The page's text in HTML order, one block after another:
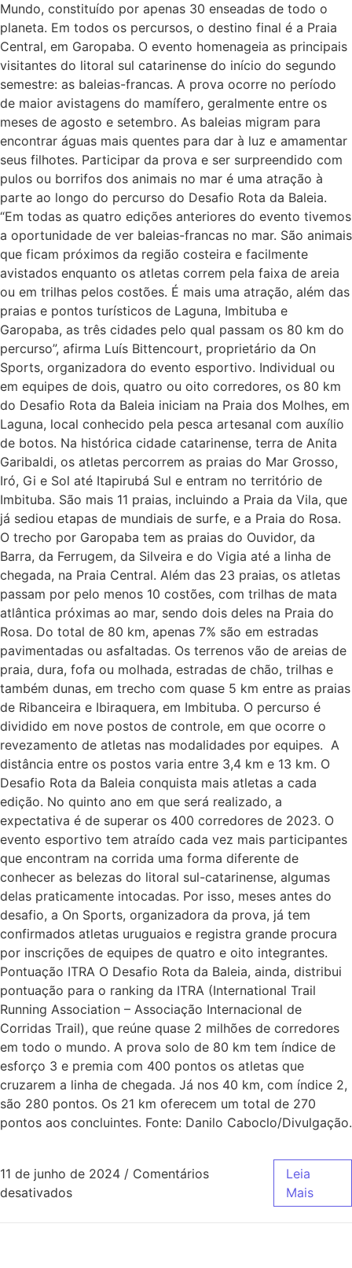
Mundo, constituído por apenas 30 enseadas de todo o
planeta. Em todos os percursos, o destino final é a Praia
Central, em Garopaba. O evento homenageia as principais
visitantes do litoral sul catarinense do início do segundo
semestre: as baleias-francas. A prova ocorre no período
de maior avistagens do mamífero, geralmente entre os
meses de agosto e setembro. As baleias migram para
encontrar águas mais quentes para dar à luz e amamentar
seus filhotes. Participar da prova e ser surpreendido com
pulos ou borrifos dos animais no mar é uma atração à
parte ao longo do percurso do Desafio Rota da Baleia.
“Em todas as quatro edições anteriores do evento tivemos
a oportunidade de ver baleias-francas no mar. São animais
que ficam próximos da região costeira e facilmente
avistados enquanto os atletas correm pela faixa de areia
ou em trilhas pelos costões. É mais uma atração, além das
praias e pontos turísticos de Laguna, Imbituba e
Garopaba, as três cidades pelo qual passam os 80 km do
percurso”, afirma Luís Bittencourt, proprietário da On
Sports, organizadora do evento esportivo. Individual ou
em equipes de dois, quatro ou oito corredores, os 80 km
do Desafio Rota da Baleia iniciam na Praia dos Molhes, em
Laguna, local conhecido pela pesca artesanal com auxílio
de botos. Na histórica cidade catarinense, terra de Anita
Garibaldi, os atletas percorrem as praias do Mar Grosso,
Iró, Gi e Sol até Itapirubá Sul e entram no território de
Imbituba. São mais 11 praias, incluindo a Praia da Vila, que
já sediou etapas de mundiais de surfe, e a Praia do Rosa.
O trecho por Garopaba tem as praias do Ouvidor, da
Barra, da Ferrugem, da Silveira e do Vigia até a linha de
chegada, na Praia Central. Além das 23 praias, os atletas
passam por pelo menos 10 costões, com trilhas de mata
atlântica próximas ao mar, sendo dois deles na Praia do
Rosa. Do total de 80 km, apenas 7% são em estradas
pavimentadas ou asfaltadas. Os terrenos vão de areias de
praia, dura, fofa ou molhada, estradas de chão, trilhas e
também dunas, em trecho com quase 5 km entre as praias
de Ribanceira e Ibiraquera, em Imbituba. O percurso é
dividido em nove postos de controle, em que ocorre o
revezamento de atletas nas modalidades por equipes. A
distância entre os postos varia entre 3,4 km e 13 km. O
Desafio Rota da Baleia conquista mais atletas a cada
edição. No quinto ano em que será realizado, a
expectativa é de superar os 400 corredores de 2023. O
evento esportivo tem atraído cada vez mais participantes
que encontram na corrida uma forma diferente de
conhecer as belezas do litoral sul-catarinense, algumas
delas praticamente intocadas. Por isso, meses antes do
desafio, a On Sports, organizadora da prova, já tem
confirmados atletas uruguaios e registra grande procura
por inscrições de equipes de quatro e oito integrantes.
Pontuação ITRA O Desafio Rota da Baleia, ainda, distribui
pontuação para o ranking da ITRA (International Trail
Running Association – Associação Internacional de
Corridas Trail), que reúne quase 2 milhões de corredores
em todo o mundo. A prova solo de 80 km tem índice de
esforço 3 e premia com 400 pontos os atletas que
cruzarem a linha de chegada. Já nos 40 km, com índice 2,
são 280 pontos. Os 21 km oferecem um total de 270
pontos aos concluintes. Fonte: Danilo Caboclo/Divulgação.
11 de junho de 2024 / Comentários
desativados
Leia
Mais